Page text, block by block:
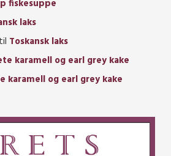
fiskesuppe
laks
til Toskansk laks
karamell og earl grey kake
karamell og earl grey kake